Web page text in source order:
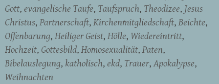
Gott evangelische Taufe Taufspruch Theodizee Jesus
Christus Partnerschaft Kirchenmitgliedschaft Beichte
Offenbarung Heiliger Geist Hölle Wiedereintritt
Hochzeit Gottesbild Homosexualität Paten
Bibelauslegung katholisch ekd Trauer Apokalypse
Weihnachten